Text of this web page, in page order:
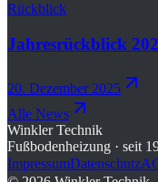
Rückblick
Jahresrückblick
20. Dezember 2025
Alle News
Winkler Technik
Fußbodenheizung · seit
ImpressumDatenschutz